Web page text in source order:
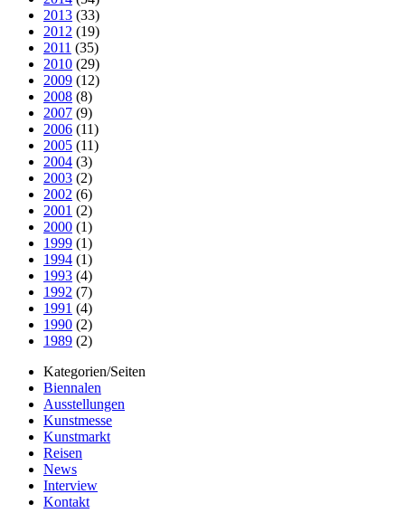
2013 (33)
2012 (19)
2011 (35)
2010 (29)
2009 (12)
2008 (8)
2007 (9)
2006 (11)
2005 (11)
2004 (3)
2003 (2)
2002 (6)
2001 (2)
2000 (1)
1999 (1)
1994 (1)
1993 (4)
1992 (7)
1991 (4)
1990 (2)
1989 (2)
Kategorien/Seiten
Biennalen
Ausstellungen
Kunstmesse
Kunstmarkt
Reisen
News
Interview
Kontakt